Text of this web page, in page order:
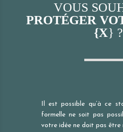
VOUS
PROTÉGER
{X} ?
Il est possible qu’à ce
formelle ne soit pas
votre idée ne doit pas être